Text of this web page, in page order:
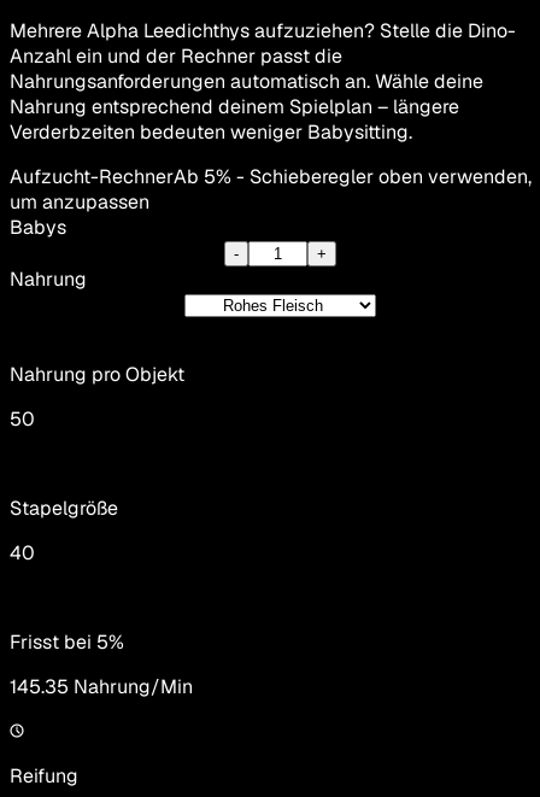
Mehrere Alpha Leedichthys aufzuziehen? Stelle die Dino-
Anzahl ein und der Rechner passt die
Nahrungsanforderungen automatisch an. Wähle deine
Nahrung entsprechend deinem Spielplan – längere
Verderbzeiten bedeuten weniger Babysitting.
Aufzucht-RechnerAb 5% - Schieberegler oben verwenden,
um anzupassen
Babys
- +
Nahrung
Nahrung pro Objekt
50
Stapelgröße
40
Frisst bei 5%
145.35 Nahrung/Min
Reifung